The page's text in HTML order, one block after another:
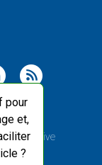
pour
et,
?
Creative